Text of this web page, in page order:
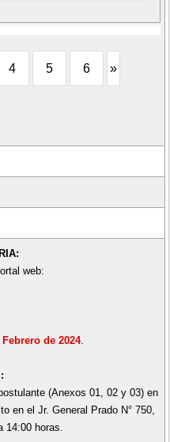
4 5 6 »
web:
de 2024.
(Anexos 01, 02 y 03) en
en el Jr. General Prado N° 750,
14:00 horas.